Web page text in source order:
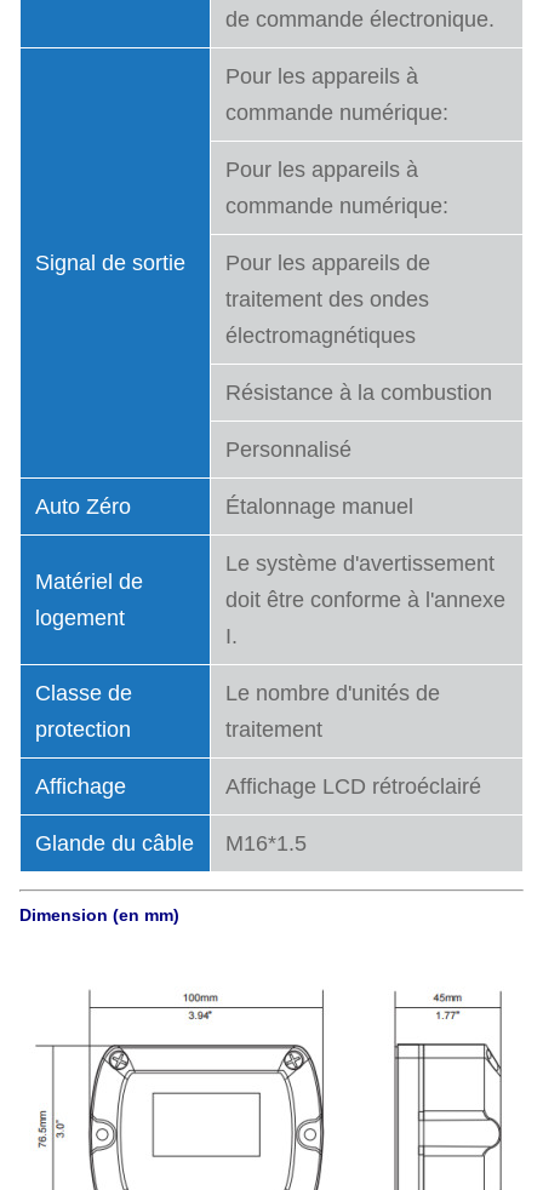
de commande électronique.
Signal de sortie
Pour les appareils à
commande numérique:
Pour les appareils à
commande numérique:
Pour les appareils de
traitement des ondes
électromagnétiques
Résistance à la combustion
Personnalisé
Auto Zéro Étalonnage manuel
Matériel de
logement
Le système d'avertissement
doit être conforme à l'annexe
I.
Classe de
protection
Le nombre d'unités de
traitement
Affichage Affichage LCD rétroéclairé
Glande du câble M16*1.5
Dimension (en mm)